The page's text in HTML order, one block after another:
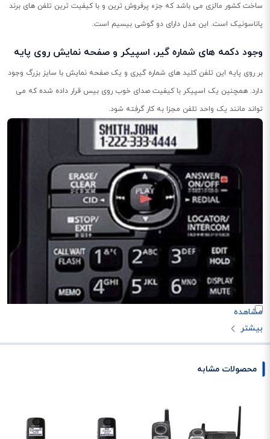
ساخت کشور مالزی می باشد که جزء پرفروش ترین و با کیفیت ترین تلفن های برند
پاناسونیک است. این مدل دارای دو گوشی بیسیم است.
وجود دکمه های شماره گیر، اسپیکر و صفحه نمایش روی پایه
بر روی پایه این تلفن کلید های شماره گیری و یک صفحه نمایش با سایز بزرگ وجود
دارد. همچنین یک اسپیکر با کیفیت صدای خوب روی بیس قرار داده شده که می
تواند مانند یک واحد تلفن مجزا به کار گرفته شود.
محصولات مشابه